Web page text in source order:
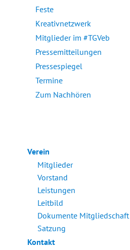
Feste
Kreativnetzwerk
Mitglieder im #TGVeb
Pressemitteilungen
Pressespiegel
Termine
Zum Nachhören
Verein
Mitglieder
Vorstand
Leistungen
Leitbild
Dokumente Mitgliedschaft
Satzung
Kontakt